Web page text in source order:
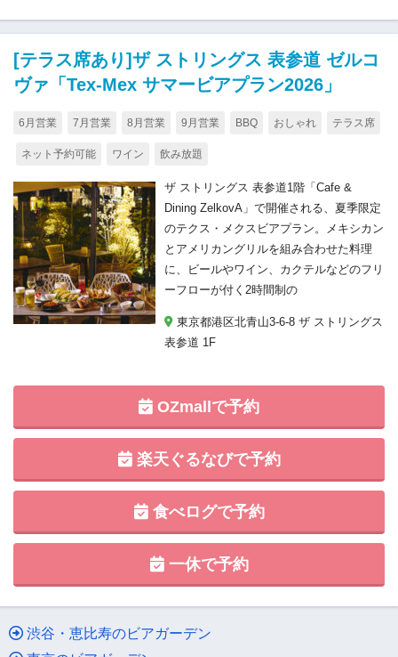
[テラス席あり]ザ ストリングス 表参道 ゼルコ
ヴァ「Tex-Mex サマービアプラン2026」
6月営業 7月営業 8月営業 9月営業 BBQ おしゃれ テラス席
ネット予約可能 ワイン 飲み放題
ザ ストリングス 表参道1階「Cafe &
Dining ZelkovA」で開催される、夏季限定
のテクス・メクスビアプラン。メキシカン
とアメリカングリルを組み合わせた料理
に、ビールやワイン、カクテルなどのフリ
ーフローが付く2時間制の
東京都港区北青山3-6-8 ザ ストリングス
表参道 1F
OZmallで予約
楽天ぐるなびで予約
食べログで予約
一休で予約
渋谷・恵比寿のビアガーデン